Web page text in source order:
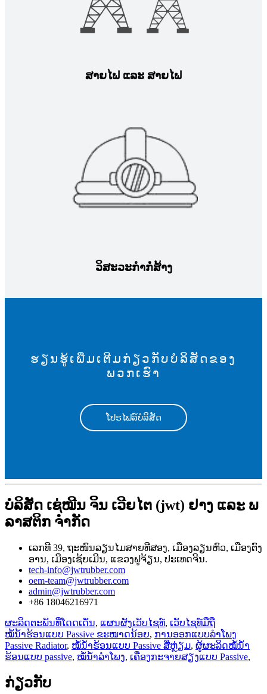
ສາຍໄຟ ແລະ ສາຍໄຟ
ວິສະວະກຳກໍ່ສ້າງ
ຮຽນຮູ້ເພີ່ມເຕີມກ່ຽວກັບບໍລິສັດຂອງ
ພວກເຮົາ
ໂປຣໄຟລ໌ບໍລິສັດ
ບໍລິສັດ ເຊ່ໝີນ ຈິນ ເວີຍໄຕ (jwt) ຢາງ ແລະ ພ
ລາສຕິກ ຈຳກັດ
ເລກທີ 39, ຖະໜົນລຽນໄມສາຍທີສອງ, ເມືອງລຽນຫົວ, ເມືອງຕົງ
ອານ, ເມືອງເຊ້ຍເມີນ, ແຂວງຟູຈ້ຽນ, ປະເທດຈີນ.
tech-info@jwtrubber.com
oem-team@jwtrubber.com
admin@jwtrubber.com
+86 18046216971
ຜະລິດຕະພັນທີ່ໂດດເດັ່ນ, ແຜນຜັງເວັບໄຊທ໌, ເວັບໄຊທ໌ມືຖື
ໝໍ້ນ້ຳຮ້ອນແບບ Passive ຂະໜາດນ້ອຍ, ການອອກແບບລຳໂພງ
Passive Radiator, ໝໍ້ນ້ຳຮ້ອນແບບ Passive ສີ່ຫຼ່ຽມ, ຜູ້ຜະລິດໝໍ້ນ້ຳ
ຮ້ອນແບບ passive, ໝໍ້ນ້ຳລຳໂພງ, ເຄື່ອງກະຈາຍສຽງແບບ Passive,
ກ່ຽວກັບ